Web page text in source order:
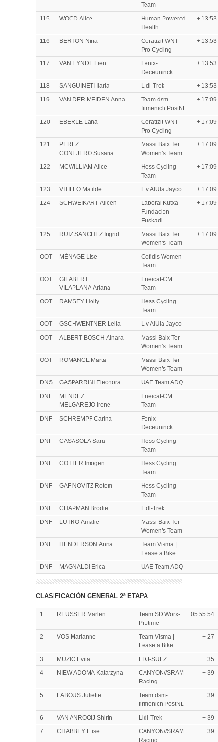
Team
115
WOOD Alice
Human Powered
Health
+ 13:53
116 BERTON Nina
Ceratizit-WNT
Pro Cycling
+ 13:53
117 VAN EYNDE Fien
Fenix-
Deceuninck
+ 13:53
118 SANGUINETI Ilaria Lidl-Trek
+ 13:53
119
VAN DER MEIDEN Anna
Team dsm-
firmenich PostNL
+ 17:09
120 EBERLE Lana
Ceratizit-WNT
Pro Cycling
+ 17:09
121
PEREZ
CONEJERO Susana
Massi Baix Ter
Women’s Team
+ 17:09
122 MCWILLIAM Alice
Hess Cycling
Team
+ 17:09
123 VITILLO Matilde Liv AlUla Jayco
+ 17:09
124
SCHWEIKART Aileen
Laboral Kutxa-
Fundacion
Euskadi
+ 17:09
125 RUIZ SANCHEZ Ingrid
Massi Baix Ter
Women’s Team
+ 17:09
OOT MÉNAGE Lise
Cofidis Women
Team
OOT
GILABERT
VILAPLANA Ariana
Eneicat-CM
Team
OOT
RAMSEY Holly
Hess Cycling
Team
OOT
GSCHWENTNER Leila
Liv AlUla Jayco
OOT
ALBERT BOSCH Ainara
Massi Baix Ter
Women’s Team
OOT
ROMANCE Marta
Massi Baix Ter
Women’s Team
DNS
GASPARRINI Eleonora
UAE Team ADQ
DNF
MENDEZ
MELGAREJO Irene
Eneicat-CM
Team
DNF
SCHREMPF Carina
Fenix-
Deceuninck
DNF
CASASOLA Sara
Hess Cycling
Team
DNF
COTTER Imogen
Hess Cycling
Team
DNF
GAFINOVITZ Rotem
Hess Cycling
Team
DNF
CHAPMAN Brodie
Lidl-Trek
DNF
LUTRO Amalie
Massi Baix Ter
Women’s Team
DNF
HENDERSON Anna
Team Visma |
Lease a Bike
DNF
MAGNALDI Erica UAE Team ADQ
CLASIFICACIÓN GENERAL 2ª ETAPA
1 REUSSER Marlen
Team SD Worx-
Protime
05:55:54
2 VOS Marianne
Team Visma |
Lease a Bike
+ 27
3 MUZIC Evita FDJ-SUEZ
+ 35
4
NIEWIADOMA Katarzyna
CANYON//SRAM
Racing
+ 39
5 LABOUS Juliette
Team dsm-
firmenich PostNL
+ 39
6 VAN ANROOIJ Shirin Lidl-Trek
+ 39
7
CHABBEY Elise
CANYON//SRAM
Racing
+ 39